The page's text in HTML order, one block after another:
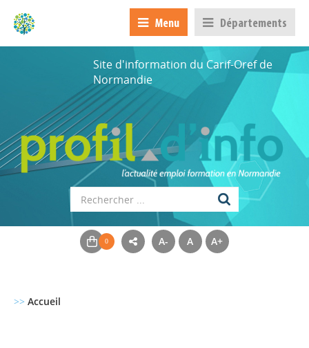
Menu Départements
Site d'information du Carif-Oref de
Normandie
A- A A+
>> Accueil